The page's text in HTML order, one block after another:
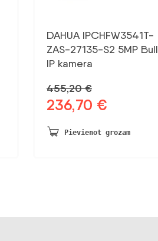
DAHUA IPCHFW3541T-
ZAS-27135-S2 5MP
IP kamera
455,20€
Sākotnējā
bija:
236,70 €
ir:
Pievienot grozam